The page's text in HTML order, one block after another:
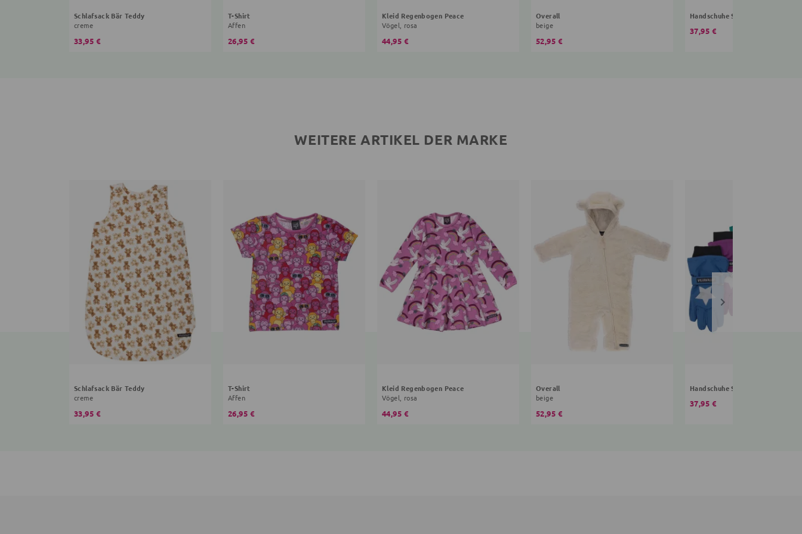
Schlafsack Bär Teddy
creme
33,95 €
T-Shirt
Affen
26,95 €
Kleid Regenbogen Peace
Vögel, rosa
44,95 €
Overall
beige
52,95 €
Handschuhe Sterne
37,95 €
WEITERE ARTIKEL DER MARKE
Schlafsack Bär Teddy
creme
33,95 €
T-Shirt
Affen
26,95 €
Kleid Regenbogen Peace
Vögel, rosa
44,95 €
Overall
beige
52,95 €
Handschuhe Sterne
37,95 €